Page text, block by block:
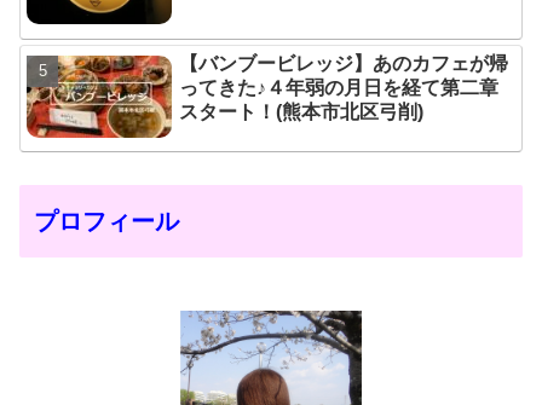
【バンブービレッジ】あのカフェが帰
ってきた♪４年弱の月日を経て第二章
スタート！(熊本市北区弓削)
プロフィール